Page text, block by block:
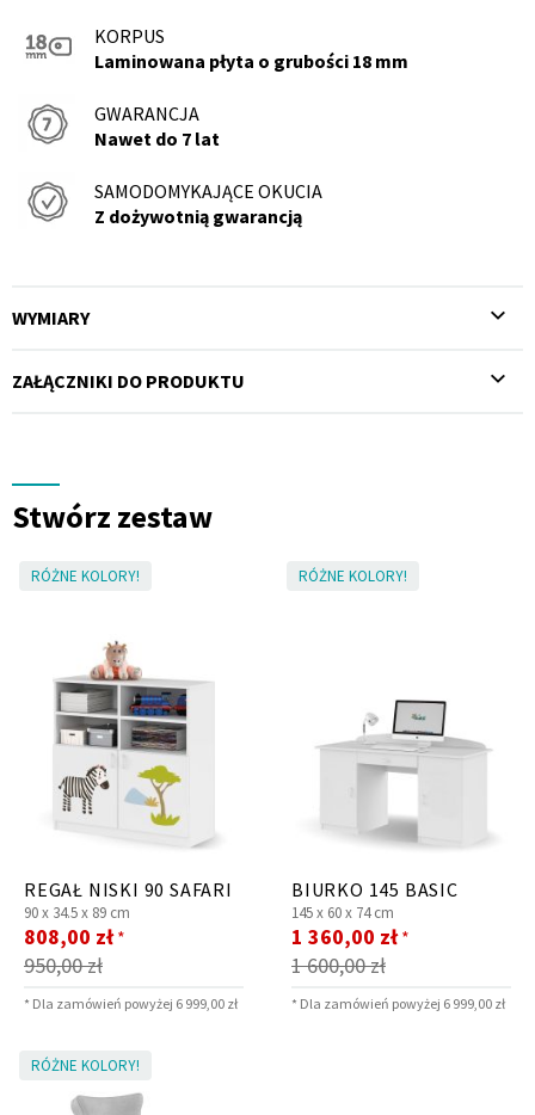
KORPUS
Laminowana płyta o grubości 18 mm
GWARANCJA
Nawet do 7 lat
SAMODOMYKAJĄCE OKUCIA
Z dożywotnią gwarancją
WYMIARY
ZAŁĄCZNIKI DO PRODUKTU
Stwórz zestaw
RÓŻNE KOLORY!
REGAŁ NISKI 90 SAFARI
90 x 34.5 x 89 cm
950,00 zł
Cena
promocyjna
808,00 zł *
* Dla zamówień powyżej 6 999,00 zł
RÓŻNE KOLORY!
BIURKO 145 BASIC
145 x 60 x 74 cm
1 600,00 zł
Cena
promocyjna
1 360,00 zł *
* Dla zamówień powyżej 6 999,00 zł
RÓŻNE KOLORY!